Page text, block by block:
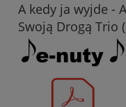
A kedy ja wyjde -
Swoją Drogą Trio